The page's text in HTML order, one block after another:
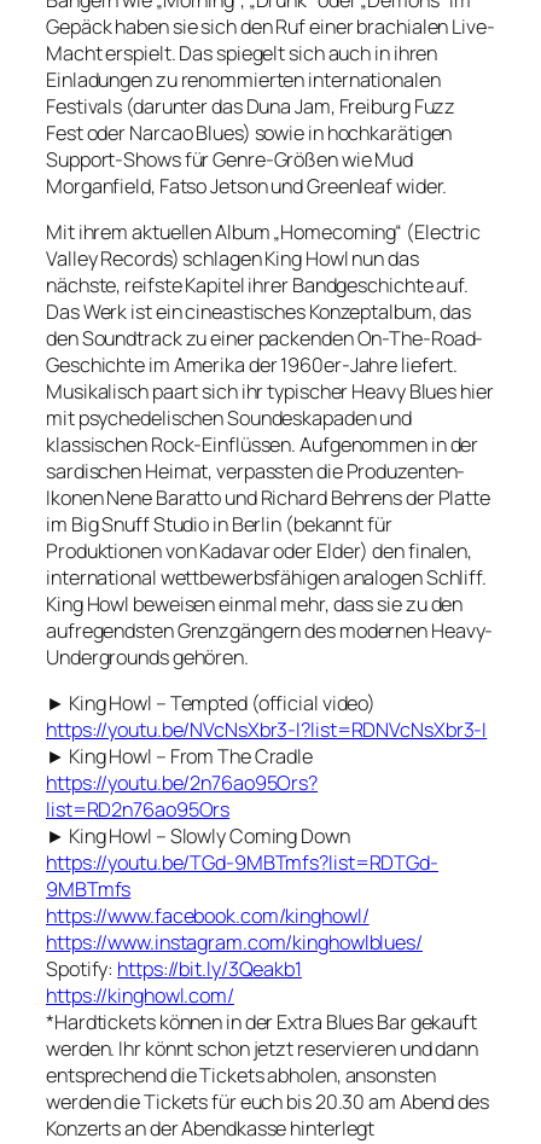
Gepäck haben sie sich den Ruf einer brachialen Live-
Macht erspielt. Das spiegelt sich auch in ihren
Einladungen zu renommierten internationalen
Festivals (darunter das Duna Jam, Freiburg Fuzz
Fest oder Narcao Blues) sowie in hochkarätigen
Support-Shows für Genre-Größen wie Mud
Morganfield, Fatso Jetson und Greenleaf wider.
Mit ihrem aktuellen Album „Homecoming“ (Electric
Valley Records) schlagen King Howl nun das
nächste, reifste Kapitel ihrer Bandgeschichte auf.
Das Werk ist ein cineastisches Konzeptalbum, das
den Soundtrack zu einer packenden On-The-Road-
Geschichte im Amerika der 1960er-Jahre liefert.
Musikalisch paart sich ihr typischer Heavy Blues hier
mit psychedelischen Soundeskapaden und
klassischen Rock-Einflüssen. Aufgenommen in der
sardischen Heimat, verpassten die Produzenten-
Ikonen Nene Baratto und Richard Behrens der Platte
im Big Snuff Studio in Berlin (bekannt für
Produktionen von Kadavar oder Elder) den finalen,
international wettbewerbsfähigen analogen Schliff.
King Howl beweisen einmal mehr, dass sie zu den
aufregendsten Grenzgängern des modernen Heavy-
Undergrounds gehören.
► King Howl – Tempted (official video)
https://youtu.be/NVcNsXbr3-I?list=RDNVcNsXbr3-I
► King Howl – From The Cradle
https://youtu.be/2n76ao95Ors?
list=RD2n76ao95Ors
► King Howl – Slowly Coming Down
https://youtu.be/TGd-9MBTmfs?list=RDTGd-
9MBTmfs
https://www.facebook.com/kinghowl/
https://www.instagram.com/kinghowlblues/
Spotify: https://bit.ly/3Qeakb1
https://kinghowl.com/
*Hardtickets können in der Extra Blues Bar gekauft
werden. Ihr könnt schon jetzt reservieren und dann
entsprechend die Tickets abholen, ansonsten
werden die Tickets für euch bis 20.30 am Abend des
Konzerts an der Abendkasse hinterlegt